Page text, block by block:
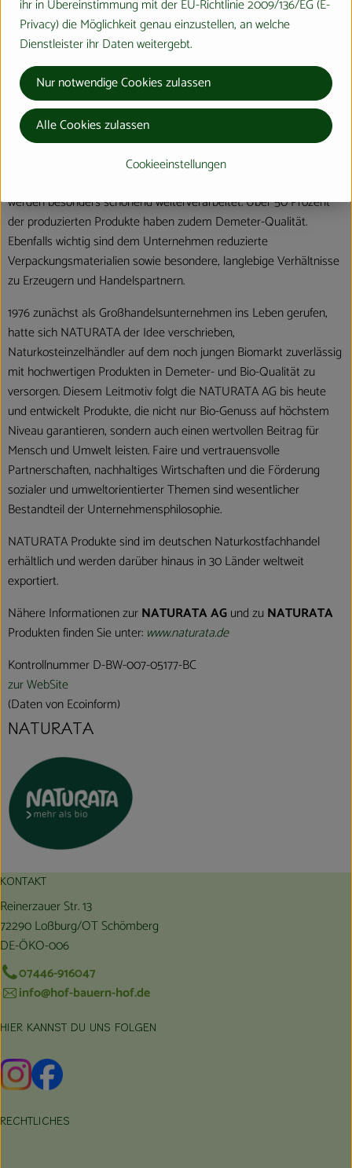
D 71672 Marbach
Die NATURATA AG – „Wir leben Bio 4.0“
Als führender Anbieter von biologischen und bio-dynamischen
Lebensmitteln zeichnet sich die NATURATA AG durch beste
Qualität, Nachhaltigkeit und einzigartigen Geschmack aus. Die
Marke macht dabei den extra Schritt, um Verbrauchern mehr als
Standard Bio zu garantieren. Die rund 300 Premium-Produkte
werden besonders schonend weiterverarbeitet. Über 50 Prozent
der produzierten Produkte haben zudem Demeter-Qualität.
Ebenfalls wichtig sind dem Unternehmen reduzierte
Verpackungsmaterialien sowie besondere, langlebige Verhältnisse
zu Erzeugern und Handelspartnern.
1976 zunächst als Großhandelsunternehmen ins Leben gerufen,
hatte sich NATURATA der Idee verschrieben,
Naturkosteinzelhändler auf dem noch jungen Biomarkt zuverlässig
mit hochwertigen Produkten in Demeter- und Bio-Qualität zu
versorgen. Diesem Leitmotiv folgt die NATURATA AG bis heute
und entwickelt Produkte, die nicht nur Bio-Genuss auf höchstem
Niveau garantieren, sondern auch einen wertvollen Beitrag für
Mensch und Umwelt leisten. Faire und vertrauensvolle
Partnerschaften, nachhaltiges Wirtschaften und die Förderung
sozialer und umweltorientierter Themen sind wesentlicher
Bestandteil der Unternehmensphilosophie.
NATURATA Produkte sind im deutschen Naturkostfachhandel
erhältlich und werden darüber hinaus in 30 Länder weltweit
exportiert.
Nähere Informationen zurNATURATA AGund zuNATURATA
Produkten finden Sie unter: www.naturata.de
Kontrollnummer D-BW-007-05177-BC
zur WebSite
(Daten von Ecoinform)
NATURATA
KONTAKT
Reinerzauer Str. 13
72290 Loßburg/OT Schömberg
DE-ÖKO-006
07446-916047
info@hof-bauern-hof.de
HIER KANNST DU UNS FOLGEN
Externer Link zu https://www.instagram.com/hofbauernhof/
Externer Link zu https://www.facebook.com/
RECHTLICHES
ihr in Übereinstimmung mit der EU-Richtlinie 2009/136/EG (E-
Privacy) die Möglichkeit genau einzustellen, an welche
Dienstleister ihr Daten weitergebt.
Cookieeinstellungen
Nur notwendige Cookies zulassen
Alle Cookies zulassen